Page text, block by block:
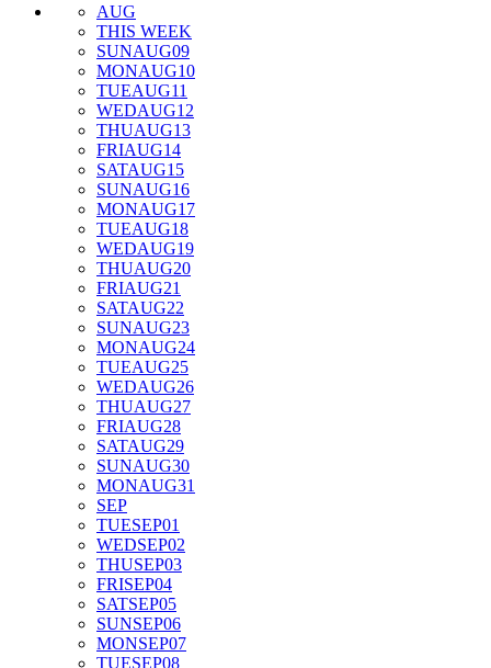
AUG
THIS WEEK
SUNAUG09
MONAUG10
TUEAUG11
WEDAUG12
THUAUG13
FRIAUG14
SATAUG15
SUNAUG16
MONAUG17
TUEAUG18
WEDAUG19
THUAUG20
FRIAUG21
SATAUG22
SUNAUG23
MONAUG24
TUEAUG25
WEDAUG26
THUAUG27
FRIAUG28
SATAUG29
SUNAUG30
MONAUG31
SEP
TUESEP01
WEDSEP02
THUSEP03
FRISEP04
SATSEP05
SUNSEP06
MONSEP07
TUESEP08